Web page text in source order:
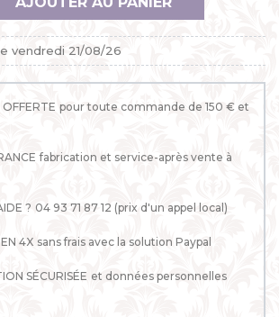
vendredi 21/08/26
pour toute commande de 150 € et
fabrication et service-après vente à
? 04 93 71 87 12 (prix d'un appel local)
4X sans frais avec la solution Paypal
SÉCURISÉE et données personnelles